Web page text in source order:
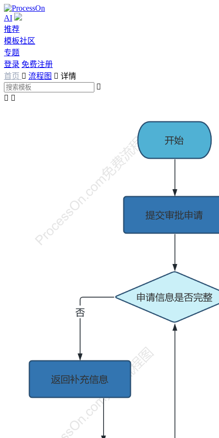
AI
推荐
模板社区
专题
登录 免费注册
首页  流程图  详情

 